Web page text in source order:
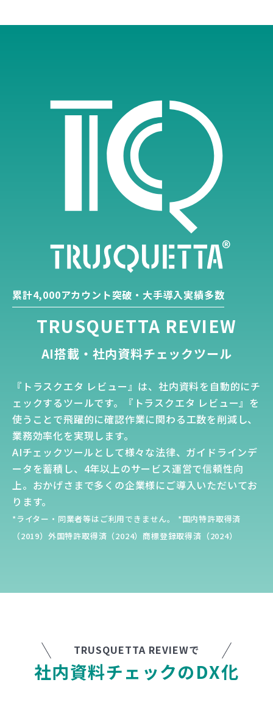
累計4,000アカウント突破・大手導入実績多数
TRUSQUETTA REVIEW
AI搭載・社内資料チェックツール
『トラスクエタ レビュー』は、社内資料を自動的にチ
ェックするツールです。『トラスクエタ レビュー』を
使うことで飛躍的に確認作業に関わる工数を削減し、
業務効率化を実現します。
AIチェックツールとして様々な法律、ガイドラインデ
ータを蓄積し、4年以上のサービス運営で信頼性向
上。おかげさまで多くの企業様にご導入いただいてお
ります。
*ライター・同業者等はご利用できません。 *国内特許取得済
（2019）外国特許取得済（2024）商標登録取得済（2024）
TRUSQUETTA REVIEWで
社内資料チェ ックのDX化